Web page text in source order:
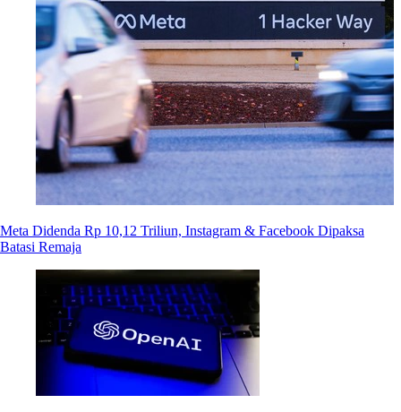
Meta Didenda Rp 10,12 Triliun, Instagram & Facebook Dipaksa
Batasi Remaja